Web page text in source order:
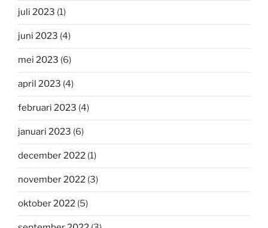
juli 2023 (1)
juni 2023 (4)
mei 2023 (6)
april 2023 (4)
februari 2023 (4)
januari 2023 (6)
december 2022 (1)
november 2022 (3)
oktober 2022 (5)